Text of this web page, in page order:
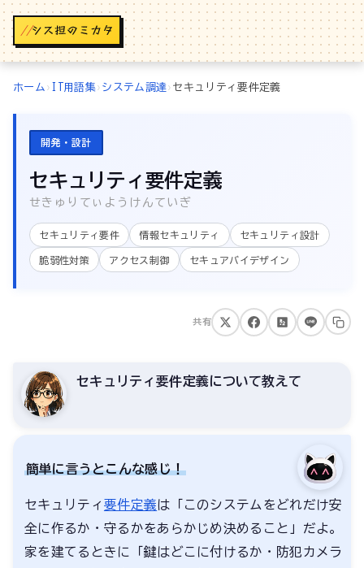
//
ホーム › IT用語集› システム調達› セキュリティ要件定義
開発・設計
セキュリティ要件定義
せきゅりてぃようけんていぎ
セキュリティ要件 情報セキュリティ セキュリティ設計
脆弱性対策 アクセス制御 セキュアバイデザイン
共有
セキュリティ要件定義について教えて
簡単に言うとこんな感じ！
セキュリティ 要件定義は「このシステムをどれだけ安
全に作るか・守るかをあらかじめ決めること」だよ。
家を建てるときに「鍵はどこに付けるか・防犯カメラ